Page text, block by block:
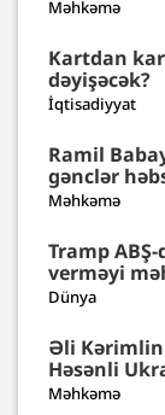
Məhkəmə
Kartdan
dəyişəcək?
İqtisadiyyat
Ramil
gənclər
Məhkəmə
Tramp
verməyi
Dünya
Əli
Həsənli
Məhkəmə